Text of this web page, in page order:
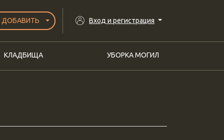
ДОБАВИТЬ Вход и регистрация
КЛАДБИЩА УБОРКА МОГИЛ